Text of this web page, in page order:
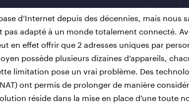
d’Internet depuis des décennies, mais nous
pas adapté à un monde totalement connecté.
en effet offrir que 2 adresses uniques par
possède plusieurs dizaines d’appareils,
limitation pose un vrai problème. Des
ont permis de prolonger de manière
réside dans la mise en place d’une toute